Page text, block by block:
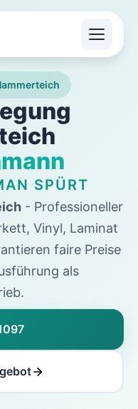
SPÜRT
- Professioneller
Vinyl, Laminat
faire Preise
als